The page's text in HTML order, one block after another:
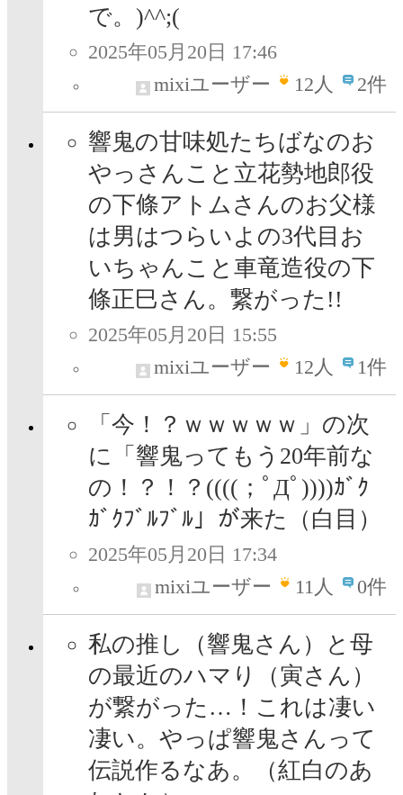
で。)^^;(
2025年05月20日 17:46
mixiユーザー
12人 2件
響鬼の甘味処たちばなのお
やっさんこと立花勢地郎役
の下條アトムさんのお父様
は男はつらいよの3代目お
いちゃんこと車竜造役の下
條正巳さん。繋がった!!
2025年05月20日 15:55
mixiユーザー
12人 1件
「今！？ｗｗｗｗｗ」の次
に「響鬼ってもう20年前な
の！？！？((((；ﾟДﾟ))))ｶﾞｸ
ｶﾞｸﾌﾞﾙﾌﾞﾙ」が来た（白目）
2025年05月20日 17:34
mixiユーザー
11人 0件
私の推し（響鬼さん）と母
の最近のハマり（寅さん）
が繋がった…！これは凄い
凄い。やっぱ響鬼さんって
伝説作るなあ。（紅白のあ